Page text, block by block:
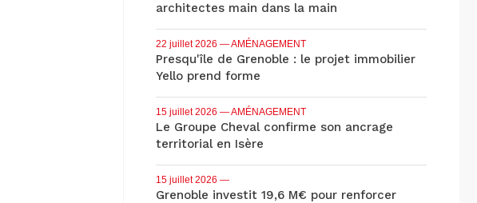
architectes main dans la main
22 juillet 2026 — AMÉNAGEMENT
Presqu'île de Grenoble : le projet immobilier
Yello prend forme
15 juillet 2026 — AMÉNAGEMENT
Le Groupe Cheval confirme son ancrage
territorial en Isère
15 juillet 2026 —
Grenoble investit 19,6 M€ pour renforcer